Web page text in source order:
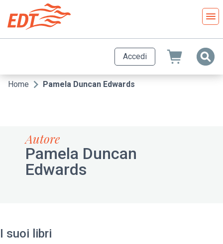
contenuto
principale
Accedi
Briciole
Home Pamela Duncan Edwards
Autore
Pamela Duncan
Edwards
I suoi libri